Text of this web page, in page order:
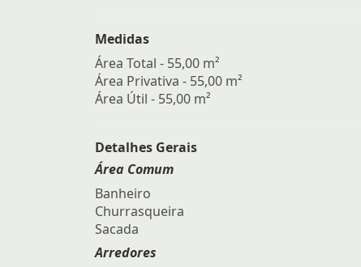
Medidas
Área Total - 55,00 m²
Área Privativa - 55,00 m²
Área Útil - 55,00 m²
Detalhes Gerais
Área Comum
Banheiro
Churrasqueira
Sacada
Arredores